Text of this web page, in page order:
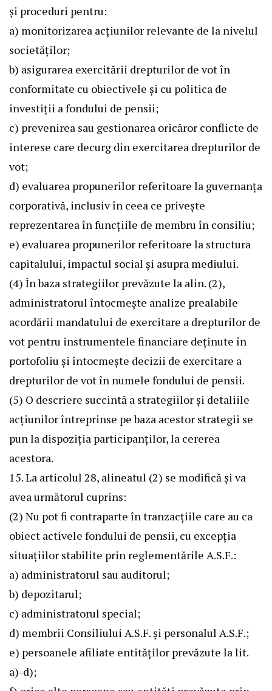
și proceduri pentru:
a) monitorizarea acțiunilor relevante de la nivelul
societăților;
b) asigurarea exercitării drepturilor de vot în
conformitate cu obiectivele și cu politica de
investiții a fondului de pensii;
c) prevenirea sau gestionarea oricăror conflicte de
interese care decurg din exercitarea drepturilor de
vot;
d) evaluarea propunerilor referitoare la guvernanța
corporativă, inclusiv în ceea ce privește
reprezentarea în funcțiile de membru în consiliu;
e) evaluarea propunerilor referitoare la structura
capitalului, impactul social și asupra mediului.
(4) În baza strategiilor prevăzute la alin. (2),
administratorul întocmește analize prealabile
acordării mandatului de exercitare a drepturilor de
vot pentru instrumentele financiare deținute în
portofoliu și întocmește decizii de exercitare a
drepturilor de vot în numele fondului de pensii.
(5) O descriere succintă a strategiilor și detaliile
acțiunilor întreprinse pe baza acestor strategii se
pun la dispoziția participanților, la cererea
acestora.
15. La articolul 28, alineatul (2) se modifică și va
avea următorul cuprins:
(2) Nu pot fi contraparte în tranzacțiile care au ca
obiect activele fondului de pensii, cu excepția
situațiilor stabilite prin reglementările A.S.F.:
a) administratorul sau auditorul;
b) depozitarul;
c) administratorul special;
d) membrii Consiliului A.S.F. și personalul A.S.F.;
e) persoanele afiliate entităților prevăzute la lit.
a)-d);